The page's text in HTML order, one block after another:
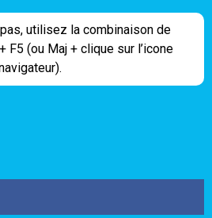
utilisez la combinaison de
F5 (ou Maj + clique sur l’icone